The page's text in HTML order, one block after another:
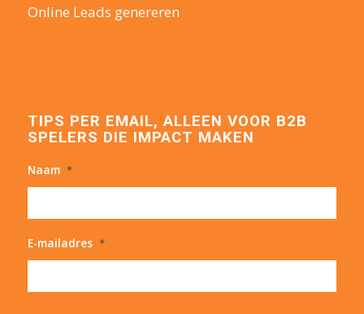
Online Leads genereren
TIPS PER EMAIL, ALLEEN VOOR B2B
SPELERS DIE IMPACT MAKEN
Naam *
E-mailadres *